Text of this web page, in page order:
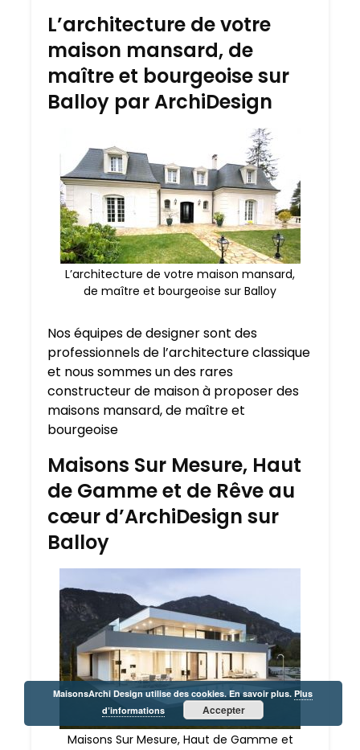
L’architecture de votre
maison mansard, de
maître et bourgeoise sur
Balloy par ArchiDesign
L’architecture de votre maison mansard,
de maître et bourgeoise sur Balloy
Nos équipes de designer sont des
professionnels de l’architecture classique
et nous sommes un des rares
constructeur de maison à proposer des
maisons mansard, de maître et
bourgeoise
Maisons Sur Mesure, Haut
de Gamme et de Rêve au
cœur d’ArchiDesign sur
Balloy
Maisons Sur Mesure, Haut de Gamme et
MaisonsArchi Design utilise des cookies. En savoir plus.Plus
d’informations
Accepter